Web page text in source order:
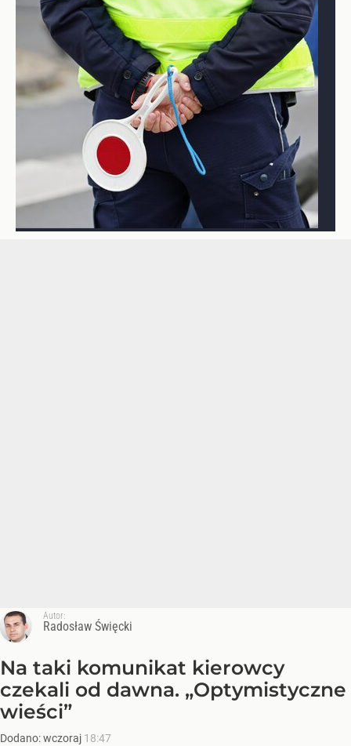
Autor:
Radosław Święcki
Na taki komunikat kierowcy
czekali od dawna. „Optymistyczne
wieści”
Dodano:wczoraj 18:47